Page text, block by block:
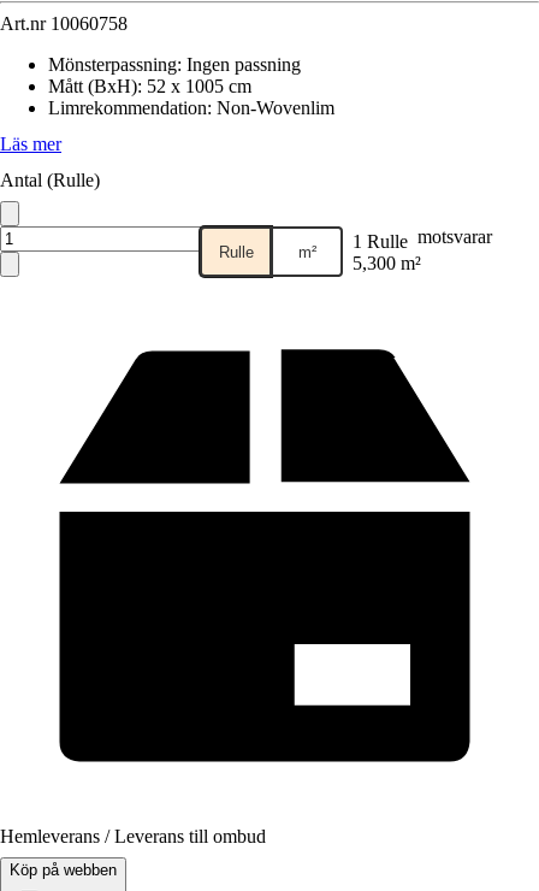
Art.nr 10060758
Mönsterpassning: Ingen passning
Mått (BxH): 52 x 1005 cm
Limrekommendation: Non-Wovenlim
Läs mer
Antal (Rulle)
Rulle m² 1 Rulle motsvarar
5,300 m²
Hemleverans / Leverans till ombud
Köp på webben